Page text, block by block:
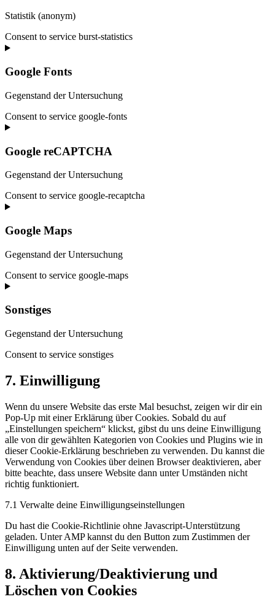
Statistik (anonym)
Consent to service burst-statistics
Google Fonts
Gegenstand der Untersuchung
Consent to service google-fonts
Google reCAPTCHA
Gegenstand der Untersuchung
Consent to service google-recaptcha
Google Maps
Gegenstand der Untersuchung
Consent to service google-maps
Sonstiges
Gegenstand der Untersuchung
Consent to service sonstiges
7. Einwilligung
Wenn du unsere Website das erste Mal besuchst, zeigen wir dir ein
Pop-Up mit einer Erklärung über Cookies. Sobald du auf
„Einstellungen speichern“ klickst, gibst du uns deine Einwilligung
alle von dir gewählten Kategorien von Cookies und Plugins wie in
dieser Cookie-Erklärung beschrieben zu verwenden. Du kannst die
Verwendung von Cookies über deinen Browser deaktivieren, aber
bitte beachte, dass unsere Website dann unter Umständen nicht
richtig funktioniert.
7.1 Verwalte deine Einwilligungseinstellungen
Du hast die Cookie-Richtlinie ohne Javascript-Unterstützung
geladen. Unter AMP kannst du den Button zum Zustimmen der
Einwilligung unten auf der Seite verwenden.
8. Aktivierung/Deaktivierung und
Löschen von Cookies